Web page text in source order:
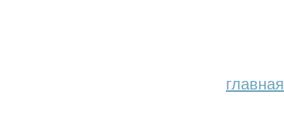
главная